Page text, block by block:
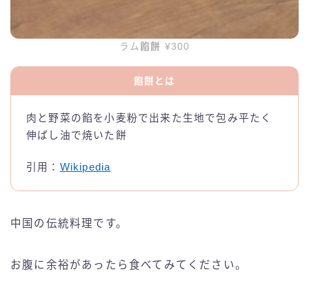
ラム 餡餅 ¥300
餡餅 とは
肉と野菜の餡を小麦粉で出来た生地で包み平たく
伸ばし油で焼いた餅
引用： Wikipedia
中国の伝統料理です。
お腹に余裕があったら食べてみてください。